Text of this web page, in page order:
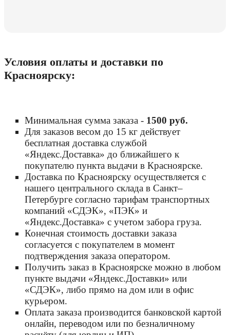
Условия оплаты и доставки по
Красноярску:
Минимальная сумма заказа - 1500 руб.
Для заказов весом до 15 кг действует
бесплатная доставка службой
«Яндекс.Доставка» до ближайшего к
покупателю пункта выдачи в Красноярске.
Доставка по Красноярску осуществляется с
нашего центрального склада в Санкт–
Петербурге согласно тарифам транспортных
компаний «СДЭК», «ПЭК» и
«Яндекс.Доставка» с учетом забора груза.
Конечная стоимость доставки заказа
согласуется с покупателем в момент
подтверждения заказа оператором.
Получить заказ в Красноярске можно в любом
пункте выдачи «Яндекс.Доставки» или
«СДЭК», либо прямо на дом или в офис
курьером.
Оплата заказа производится банковской картой
онлайн, переводом или по безналичному